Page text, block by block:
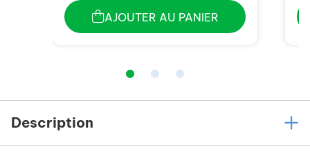
AJOUTER AU PANIER
Description